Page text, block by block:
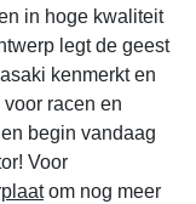
in hoge kwaliteit
legt de geest
kenmerkt en
racen en
begin vandaag
Voor
om nog meer